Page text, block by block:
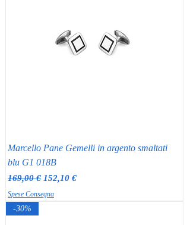
Marcello Pane Gemelli in argento smaltati
blu G1 018B
Prezzo regolare
169,00 € Prezzo scontato
152,10 €
Spese Consegna
-30%